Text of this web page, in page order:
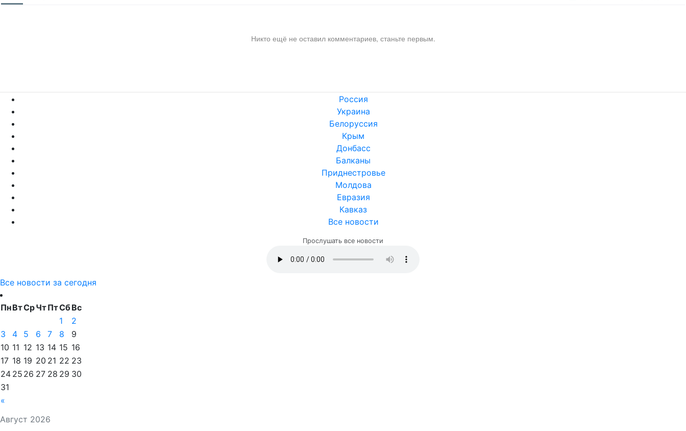
Никто ещё не оставил комментариев, станьте первым.
Россия
Украина
Белоруссия
Крым
Донбасс
Балканы
Приднестровье
Молдова
Евразия
Кавказ
Все новости
Прослушать все новости
Все новости за сегодня
Август 2026
ПнВтСрЧтПтСбВс
«
1
2
3
4 5 6 7 8
9
10 11 12 13 14 15 16
17 18 19 20 21 22 23
24 25 26 27 28 29 30
31